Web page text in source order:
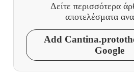
Δείτε περισσότερα
αποτελέσματα
Add
Google